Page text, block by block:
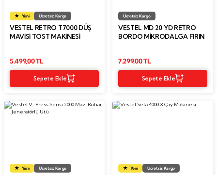
Yeni Ücretsiz Kargo
VESTEL RETRO T7000 DÜŞ
MAVISI TOST MAKINESI
5.499,00 TL
Sepete Ekle
Ücretsiz Kargo
VESTEL MD 20 YD RETRO
BORDO MIKRODALGA FIRIN
7.299,00 TL
Sepete Ekle
Yeni Ücretsiz Kargo Yeni Ücretsiz Kargo